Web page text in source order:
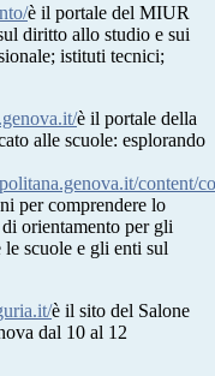
è il portale del MIUR
diritto allo studio e sui
istituti tecnici;
è il portale della
alle scuole: esplorando
content/
per comprendere lo
orientamento per gli
scuole e gli enti sul
è il sito del Salone
dal 10 al 12